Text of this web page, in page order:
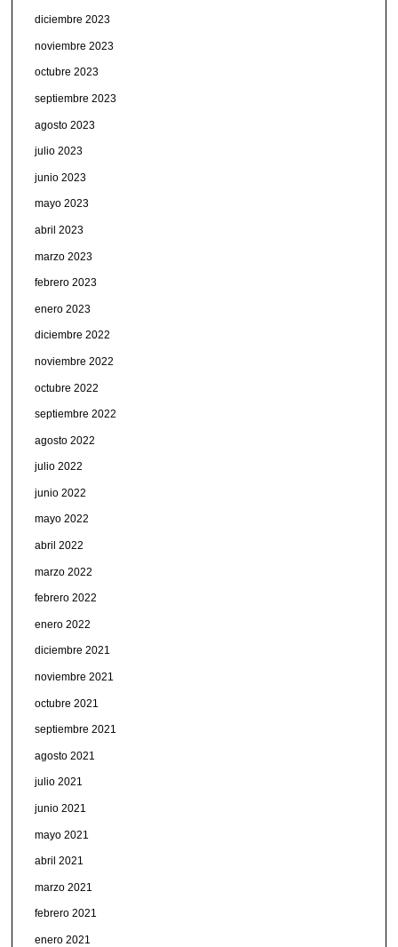
diciembre 2023
noviembre 2023
octubre 2023
septiembre 2023
agosto 2023
julio 2023
junio 2023
mayo 2023
abril 2023
marzo 2023
febrero 2023
enero 2023
diciembre 2022
noviembre 2022
octubre 2022
septiembre 2022
agosto 2022
julio 2022
junio 2022
mayo 2022
abril 2022
marzo 2022
febrero 2022
enero 2022
diciembre 2021
noviembre 2021
octubre 2021
septiembre 2021
agosto 2021
julio 2021
junio 2021
mayo 2021
abril 2021
marzo 2021
febrero 2021
enero 2021